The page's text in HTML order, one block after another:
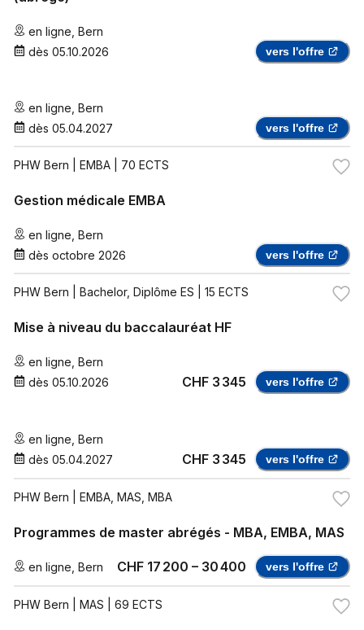
en ligne Bern
dès 05.10.2026 vers l'offre
en ligne Bern
dès 05.04.2027 vers l'offre
PHW Bern | EMBA | 70 ECTS
Gestion médicale EMBA
en ligne Bern
dès octobre 2026 vers l'offre
PHW Bern | Bachelor, Diplôme ES | 15 ECTS
Mise à niveau du baccalauréat HF
en ligne Bern
dès 05.10.2026 CHF 3 345 vers l'offre
en ligne Bern
dès 05.04.2027 CHF 3 345 vers l'offre
PHW Bern | EMBA, MAS, MBA
Programmes de master abrégés - MBA, EMBA, MAS
en ligne Bern CHF 17 200 – 30 400 vers l'offre
PHW Bern | MAS | 69 ECTS